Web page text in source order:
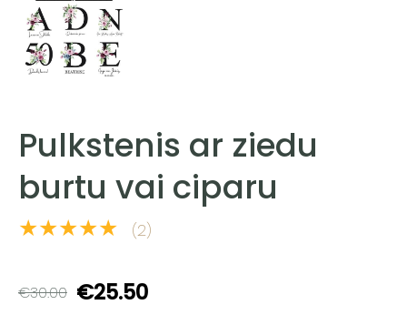
Pulkstenis ar ziedu
burtu vai ciparu
★★★★★ (2)
€30.00 €25.50